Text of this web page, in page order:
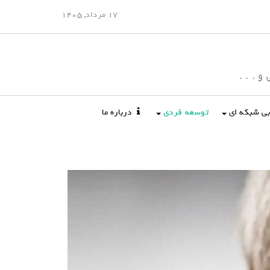
17 مرداد, 1405
و . . .
شبکه ای توسعه فردی درباره ما